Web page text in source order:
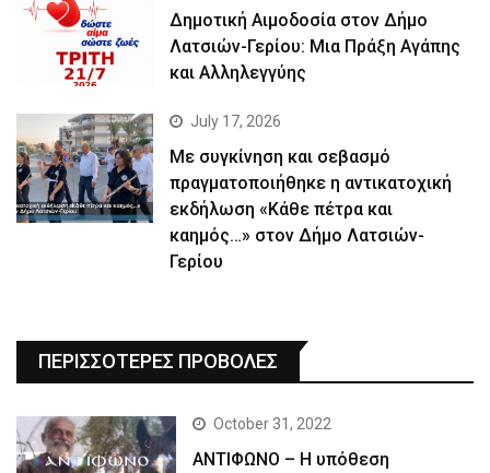
Δημοτική Αιμοδοσία στον Δήμο
Λατσιών-Γερίου: Μια Πράξη Αγάπης
και Αλληλεγγύης
July 17, 2026
Με συγκίνηση και σεβασμό
πραγματοποιήθηκε η αντικατοχική
εκδήλωση «Κάθε πέτρα και
καημός…» στον Δήμο Λατσιών-
Γερίου
ΠΕΡΙΣΣΟΤΕΡΕΣ ΠΡΟΒΟΛΕΣ
October 31, 2022
ΑΝΤΙΦΩΝΟ – Η υπόθεση